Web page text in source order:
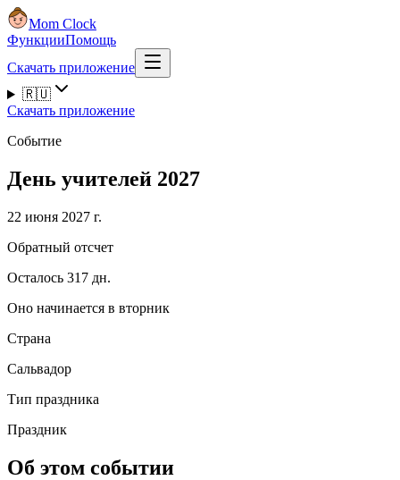
Mom Clock
ФункцииПомощь
Скачать приложение
🇷🇺
Скачать приложение
Событие
День учителей 2027
22 июня 2027 г.
Обратный отсчет
Осталось 317 дн.
Оно начинается в вторник
Страна
Сальвадор
Тип праздника
Праздник
Об этом событии